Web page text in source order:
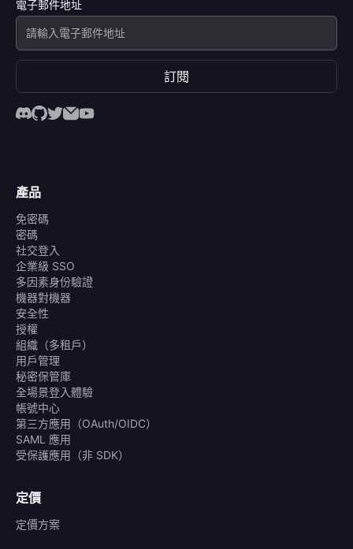
電子郵件地址
訂閱
產品
免密碼
密碼
社交登入
企業級 SSO
多因素身份驗證
機器對機器
安全性
授權
組織（多租戶）
用戶管理
秘密保管庫
全場景登入體驗
帳號中心
第三方應用（OAuth/OIDC）
SAML 應用
受保護應用（非 SDK）
定價
定價方案